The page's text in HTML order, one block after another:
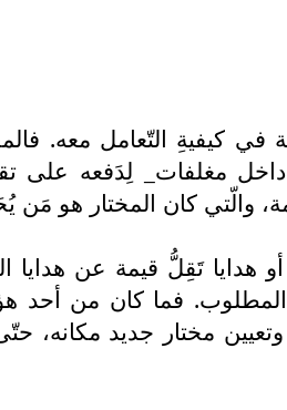
في كيفيةِ التّعامل معه.
مغلفات_ لِدَفعه على
والّتي كان المختار هو مَن
تَقِلُّ قيمة عن هدايا
فما كان من أحد
مختار جديد مكانه،